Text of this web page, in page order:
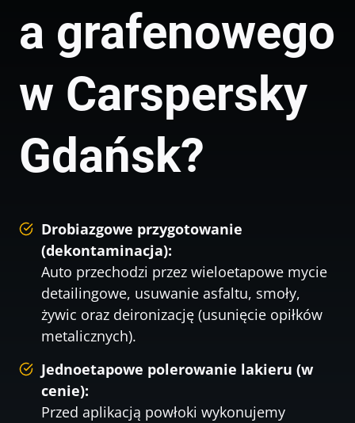
a grafenowego
w Carspersky
Gdańsk?
Drobiazgowe przygotowanie
(dekontaminacja):
Auto przechodzi przez wieloetapowe mycie
detailingowe, usuwanie asfaltu, smoły,
żywic oraz deironizację (usunięcie opiłków
metalicznych).
Jednoetapowe polerowanie lakieru (w
cenie):
Przed aplikacją powłoki wykonujemy